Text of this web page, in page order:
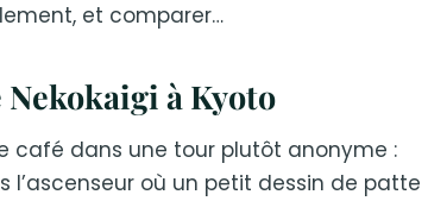
et comparer…
à Kyoto
café dans une tour plutôt anonyme :
l’ascenseur où un petit dessin de patte